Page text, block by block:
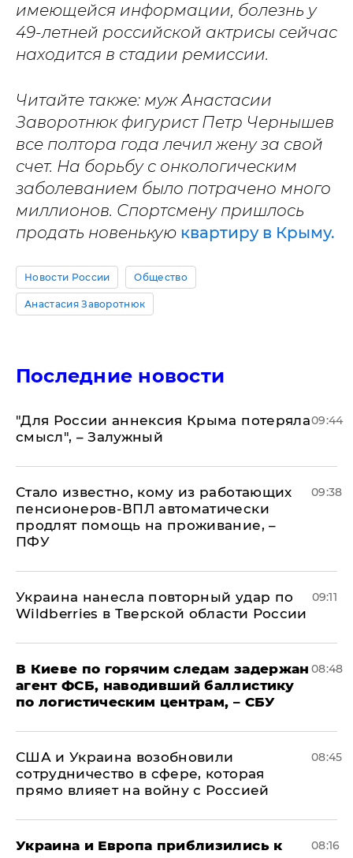
имеющейся информации, болезнь у
49-летней российской актрисы сейчас
находится в стадии ремиссии.
Читайте также: муж Анастасии
Заворотнюк фигурист Петр Чернышев
все полтора года лечил жену за свой
счет. На борьбу с онкологическим
заболеванием было потрачено много
миллионов. Спортсмену пришлось
продать новенькую квартиру в Крыму.
Новости России Общество
Анастасия Заворотнюк
Последние новости
"Для России аннексия Крыма потеряла
смысл", – Залужный
09:44
Стало известно, кому из работающих
пенсионеров-ВПЛ автоматически
продлят помощь на проживание, –
ПФУ
09:38
Украина нанесла повторный удар по
Wildberries в Тверской области России
09:11
В Киеве по горячим следам задержан
агент ФСБ, наводивший баллистику
по логистическим центрам, – СБУ
08:48
США и Украина возобновили
сотрудничество в сфере, которая
прямо влияет на войну с Россией
08:45
Украина и Европа приблизились к
08:16